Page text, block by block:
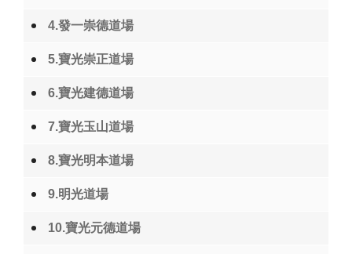
4.發一崇德道場
5.寶光崇正道場
6.寶光建德道場
7.寶光玉山道場
8.寶光明本道場
9.明光道場
10.寶光元德道場